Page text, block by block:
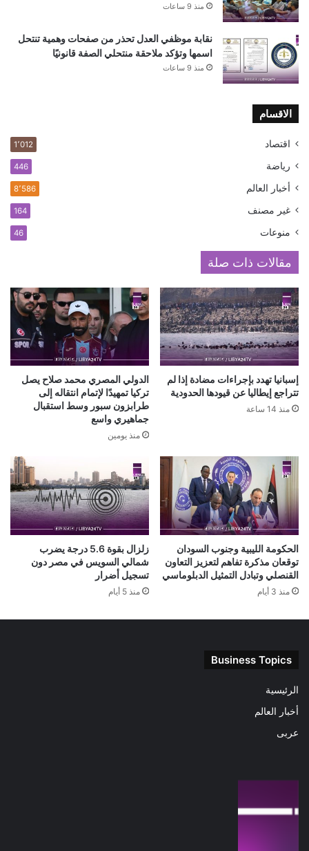
منذ 9 ساعات
نقابة موظفي العدل تحذر من صفحات وهمية تنتحل
اسمها وتؤكد ملاحقة منتحلي الصفة قانونيًا
منذ 9 ساعات
الاقسام
اقتصاد 1٬012
رياضة 446
أخبار العالم 8٬586
غير مصنف 164
منوعات 46
مقالات ذات صلة
إسبانيا تهدد بإجراءات مضادة إذا لم
تتراجع إيطاليا عن قيودها الحدودية
منذ 14 ساعة
الدولي المصري محمد صلاح يصل
تركيا تمهيدًا لإتمام انتقاله إلى
طرابزون سبور وسط استقبال
جماهيري واسع
منذ يومين
الحكومة الليبية وجنوب السودان
توقعان مذكرة تفاهم لتعزيز التعاون
القنصلي وتبادل التمثيل الدبلوماسي
منذ 3 أيام
زلزال بقوة 5.6 درجة يضرب
شمالي السويس في مصر دون
تسجيل أضرار
منذ 5 أيام
Business Topics
الرئيسية
أخبار العالم
عربى